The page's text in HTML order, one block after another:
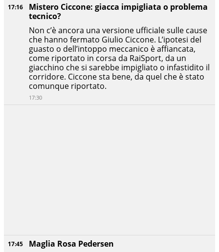
17:45
Maglia Rosa Pedersen
17:16
Mistero Ciccone: giacca impigliata o problema
tecnico?
Non c’è ancora una versione ufficiale sulle cause
che hanno fermato Giulio Ciccone. L’ipotesi del
guasto o dell’intoppo meccanico è affiancata,
come riportato in corsa da RaiSport, da un
giacchino che si sarebbe impigliato o infastidito il
corridore. Ciccone sta bene, da quel che è stato
comunque riportato.
17:30